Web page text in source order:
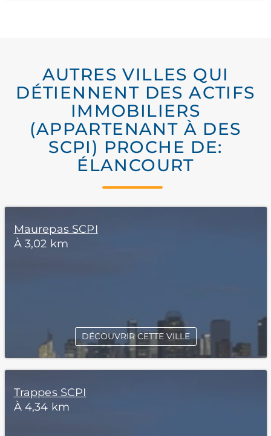
AUTRES VILLES QUI
DÉTIENNENT DES ACTIFS
IMMOBILIERS
(APPARTENANT À DES
SCPI) PROCHE DE:
ÉLANCOURT
Maurepas SCPI
À 3,02 km
DÉCOUVRIR CETTE VILLE
Trappes SCPI
À 4,34 km